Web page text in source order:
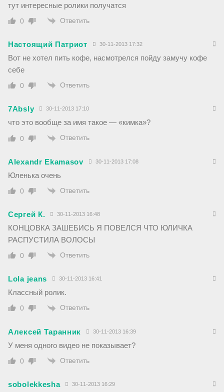
тут интересные ролики получатся
0 Ответить
Настоящий Патриот 30-11-2013 17:32
Вот не хотел пить кофе, насмотрелся пойду замучу кофе
себе
0 Ответить
7Absly 30-11-2013 17:10
что это вообще за имя такое — «кимка»?
0 Ответить
Alexandr Ekamasov 30-11-2013 17:08
Юленька очень
0 Ответить
Сергей К. 30-11-2013 16:48
КОНЦОВКА ЗАШЕБИСЬ Я ПОВЕЛСЯ ЧТО ЮЛИЧКА
РАСПУСТИЛА ВОЛОСЫ
0 Ответить
Lola jeans 30-11-2013 16:41
Классный ролик.
0 Ответить
Алексей Таранник 30-11-2013 16:39
У меня одного видео не показывает?
0 Ответить
sobolekkesha 30-11-2013 16:29